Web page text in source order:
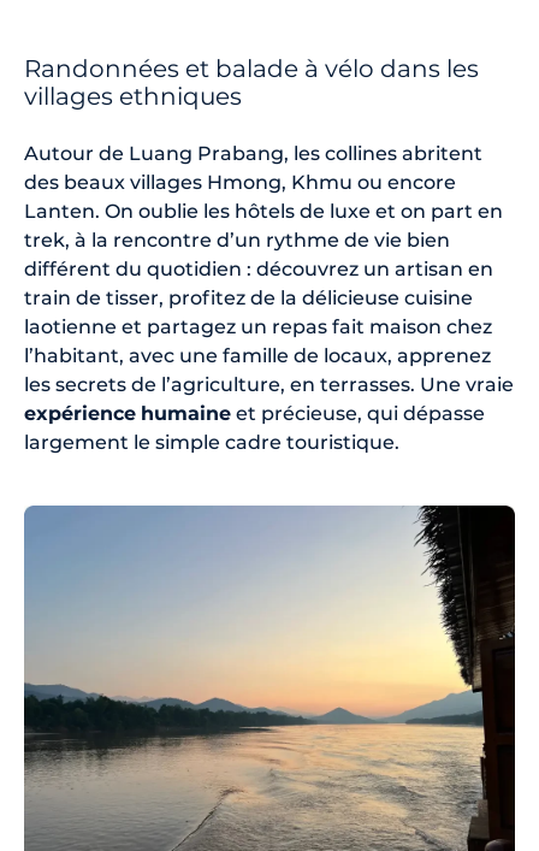
Randonnées et balade à vélo dans les
villages ethniques
Autour de Luang Prabang, les collines abritent
des beaux villages Hmong, Khmu ou encore
Lanten. On oublie les hôtels de luxe et on part en
trek, à la rencontre d’un rythme de vie bien
différent du quotidien : découvrez un artisan en
train de tisser, profitez de la délicieuse cuisine
laotienne et partagez un repas fait maison chez
l’habitant, avec une famille de locaux, apprenez
les secrets de l’agriculture, en terrasses. Une vraie
expérience humaine et précieuse, qui dépasse
largement le simple cadre touristique.